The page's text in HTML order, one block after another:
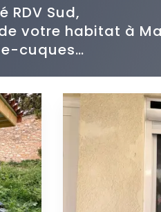
RDV Sud,
votre habitat à
cuques…